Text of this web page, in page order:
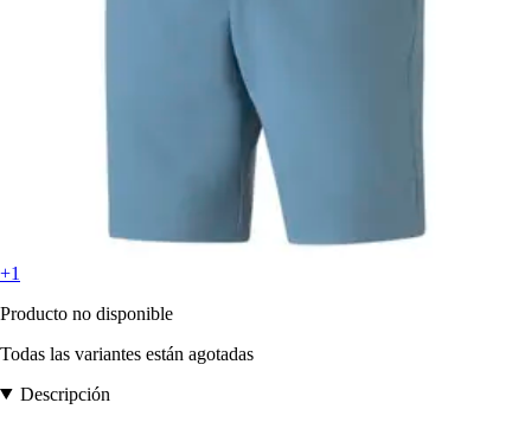
+1
Producto no disponible
Todas las variantes están agotadas
Descripción